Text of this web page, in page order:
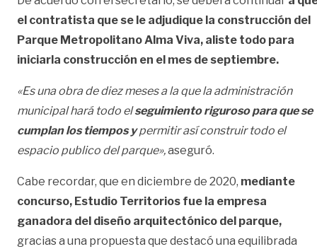
el contratista que se le adjudique la construcción del
Parque Metropolitano Alma Viva, aliste todo para
iniciarla construcción en el mes de septiembre.
«Es una obra de diez meses a la que la administración
municipal hará todo elseguimiento riguroso para que se
cumplan los tiempos ypermitir así construir todo el
espacio publico del parque»,aseguró.
Cabe recordar, que en diciembre de 2020, mediante
concurso, Estudio Territorios fue la empresa
ganadora del diseño arquitectónico del parque,
gracias a una propuesta que destacó una equilibrada